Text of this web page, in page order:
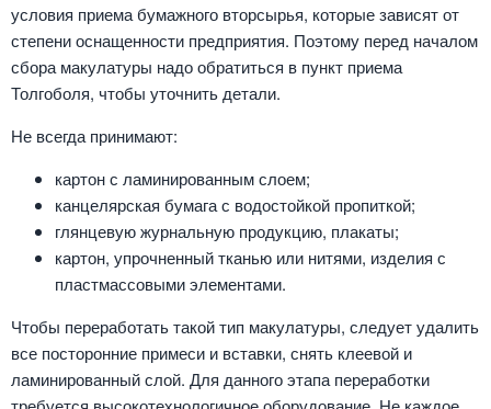
условия приема бумажного вторсырья, которые зависят от
степени оснащенности предприятия. Поэтому перед началом
сбора макулатуры надо обратиться в пункт приема
Толгоболя, чтобы уточнить детали.
Не всегда принимают:
картон с ламинированным слоем;
канцелярская бумага с водостойкой пропиткой;
глянцевую журнальную продукцию, плакаты;
картон, упрочненный тканью или нитями, изделия с
пластмассовыми элементами.
Чтобы переработать такой тип макулатуры, следует удалить
все посторонние примеси и вставки, снять клеевой и
ламинированный слой. Для данного этапа переработки